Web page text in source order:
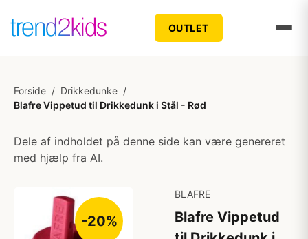
OUTLET
Forside / Drikkedunke /
Blafre Vippetud til Drikkedunk i Stål - Rød
Dele af indholdet på denne side kan være genereret
med hjælp fra AI.
-20%
BLAFRE
Blafre Vippetud